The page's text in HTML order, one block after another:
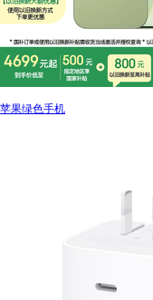
苹果绿色手机